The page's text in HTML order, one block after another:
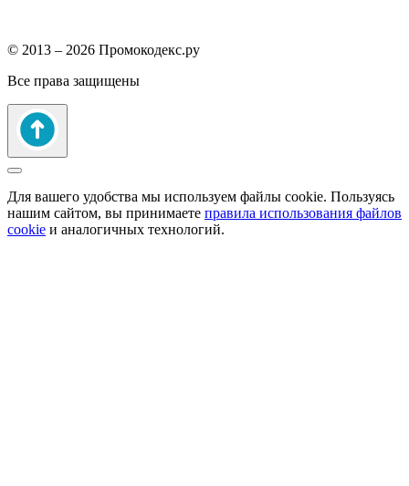
© 2013 – 2026 Промокодекс.ру
Все права защищены
Для вашего удобства мы используем файлы cookie. Пользуясь
нашим сайтом, вы принимаете правила использования файлов
cookie и аналогичных технологий.